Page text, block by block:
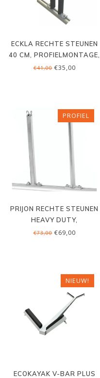
ECKLA RECHTE STEUNEN
40 CM, PROFIELMONTAGE,
PER SET
€41,00€35,00
PROFIEL
PRIJON RECHTE STEUNEN
HEAVY DUTY,
PROFIELMONTAGE, PER
€73,00€69,00
NIEUW!
ECOKAYAK V-BAR PLUS